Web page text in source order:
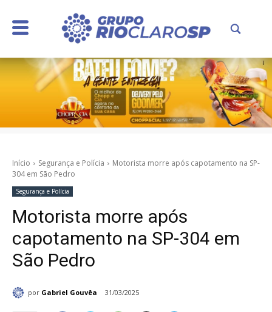
Início Segurança e Polícia
Motorista morre após capotamento na SP-
304 em São Pedro
Segurança e Polícia
Motorista morre após
capotamento na SP-304 em
São Pedro
por Gabriel Gouvêa 31/03/2025